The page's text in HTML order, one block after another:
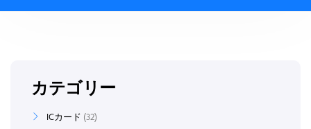
カテゴリー
ICカード 32